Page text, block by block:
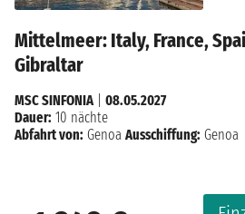
Mittelmeer: Italy, France,
Gibraltar
MSC SINFONIA| 08.05.2027
Dauer: 10 nächte
Abfahrt von: Genoa Ausschiffung: Genoa